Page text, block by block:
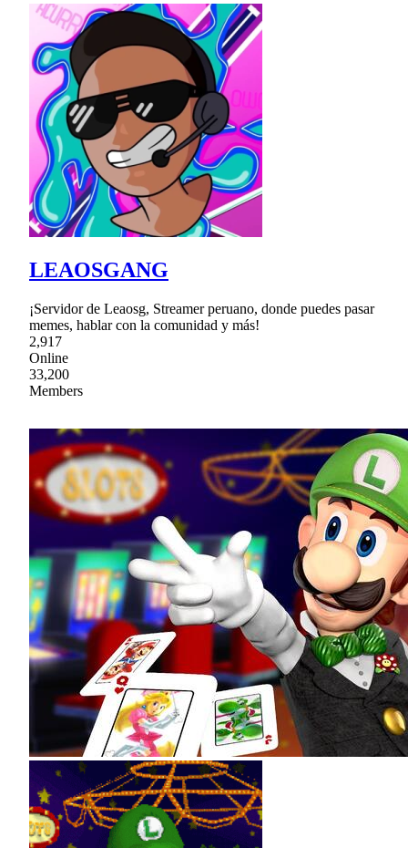
LEAOSGANG
¡Servidor de Leaosg, Streamer peruano, donde puedes pasar
memes, hablar con la comunidad y más!
2,917
Online
33,200
Members